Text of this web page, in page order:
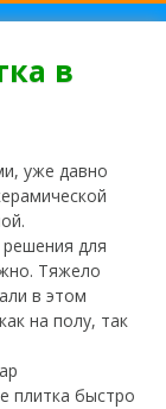
в
уже давно
решения для
Тяжело
в этом
на полу, так
плитка быстро